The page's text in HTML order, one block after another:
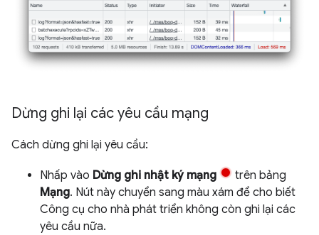
Dừng ghi lại các yêu cầu mạng
Cách dừng ghi lại yêu cầu:
Nhấp vào Dừng ghi nhật ký mạng
trên bảng
Mạng. Nút này chuyển sang màu xám để cho biết
Công cụ cho nhà phát triển không còn ghi lại các
yêu cầu nữa.